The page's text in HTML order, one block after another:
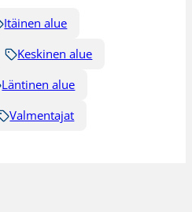
Itäinen alue
Keskinen alue
Läntinen alue
Valmentajat